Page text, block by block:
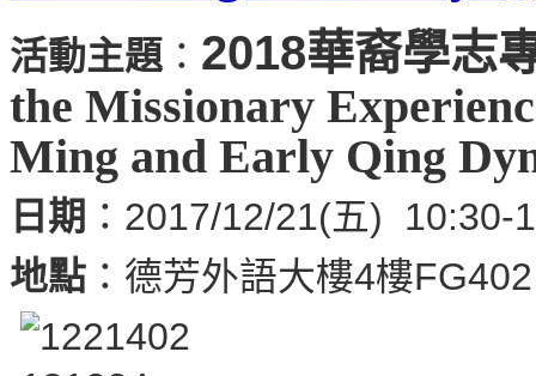
活動主題： 2018華裔學志
the Missionary
Ming and Early Qing
日期 ：2017/12/21(五) 10:30-
地點 ：德芳外語大樓4樓FG402